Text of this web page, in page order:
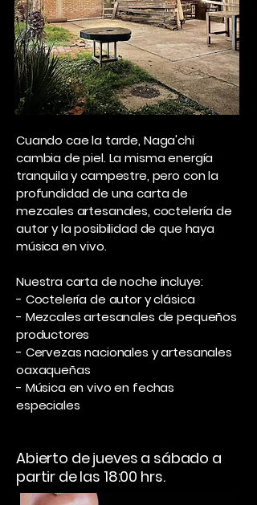
Cuando cae la tarde, Naga'chi
cambia de piel. La misma energía
tranquila y campestre, pero con la
profundidad de una carta de
mezcales artesanales, coctelería de
autor y la posibilidad de que haya
música en vivo.
Nuestra carta de noche incluye:
- Coctelería de autor y clásica
- Mezcales artesanales de pequeños
productores
- Cervezas nacionales y artesanales
oaxaqueñas
- Música en vivo en fechas
especiales
Abierto de jueves a sábado a
partir de las 18:00 hrs.